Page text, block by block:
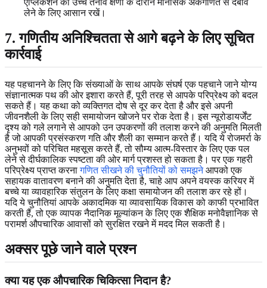
एप्लिकेशन को उच्च तनाव क्षणों के दौरान मानसिक अंकगणित से दबाव
लेने के लिए आसान रखें।
7. गणितीय अनिश्चितता से आगे बढ़ने के लिए सूचित
कार्रवाई
यह पहचानने के लिए कि संख्याओं के साथ आपके संघर्ष एक पहचाने जाने योग्य
संज्ञानात्मक पथ की ओर इशारा करते हैं, पूरी तरह से आपके परिप्रेक्ष्य को बदल
सकते हैं। यह कथा को व्यक्तिगत दोष से दूर कर देता है और इसे अपनी
जीवनशैली के लिए सही समायोजन खोजने पर रोक देता है। इस न्यूरोडायर्जेंट
दृश्य को गले लगाने से आपको उन उपकरणों की तलाश करने की अनुमति मिलती
है जो आपकी प्रसंस्करण गति और शैली का सम्मान करते हैं। यदि ये रोजमर्रा के
अनुभवों को परिचित महसूस करते हैं, तो सौम्य आत्म-विस्तार के लिए एक पल
लेने से दीर्घकालिक स्पष्टता की ओर मार्ग प्रशस्त हो सकता है। पर एक गहरी
परिप्रेक्ष्य प्राप्त करनागणित सीखने की चुनौतियों को समझनेआपको एक
सहायक वातावरण बनाने की अनुमति देता है, चाहे आप अपने वयस्क करियर में
बच्चे या व्यावहारिक संतुलन के लिए कक्षा समायोजन की तलाश कर रहे हों।
यदि ये चुनौतियां आपके अकादमिक या व्यावसायिक विकास को काफी प्रभावित
करती हैं, तो एक व्यापक नैदानिक मूल्यांकन के लिए एक शैक्षिक मनोवैज्ञानिक से
परामर्श औपचारिक आवासों को सुरक्षित रखने में मदद मिल सकती है।
अक्सर पूछे जाने वाले प्रश्न
क्या यह एक औपचारिक चिकित्सा निदान है?